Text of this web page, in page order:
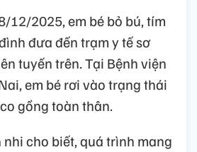
12/2025, em bé bỏ bú, tím
đưa đến trạm y tế sơ
tuyến trên. Tại Bệnh viện
em bé rơi vào trạng thái
gồng toàn thân.
cho biết, quá trình mang